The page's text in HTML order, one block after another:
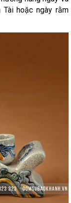
hoặc ngày rằm